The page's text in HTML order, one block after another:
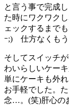
と言う事で完成
た時にワクワク
ェックするまで
ｰ;) 仕方なくもう
そしてスイッチ
わいらしいケー
単にケーキも外
お手軽でした。
念…。(笑)肝心の